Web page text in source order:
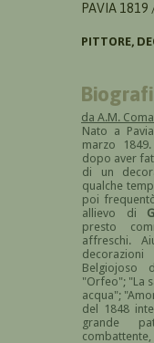
PAVIA 1819
PITTORE,
da A.M.
Nato a
marzo
dopo aver
di un
qualche
poi
allievo di
presto
affreschi.
Belgiojoso
"Orfeo"; "La
acqua";
del 1848
grande